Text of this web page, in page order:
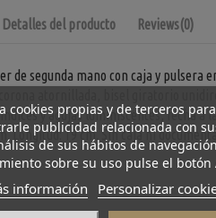
Detalles del producto Reviews(0)
de segunda mano con caja y pulsera
corona atornillada, bisel giratorio
y agujas luminiscentes, fecha a
Longitud: 19 cm. Sin caja ni
cookies propias y de terceros
publicidad relacionada con
de sus hábitos de
sobre su uso pulse el botón
información Personalizar